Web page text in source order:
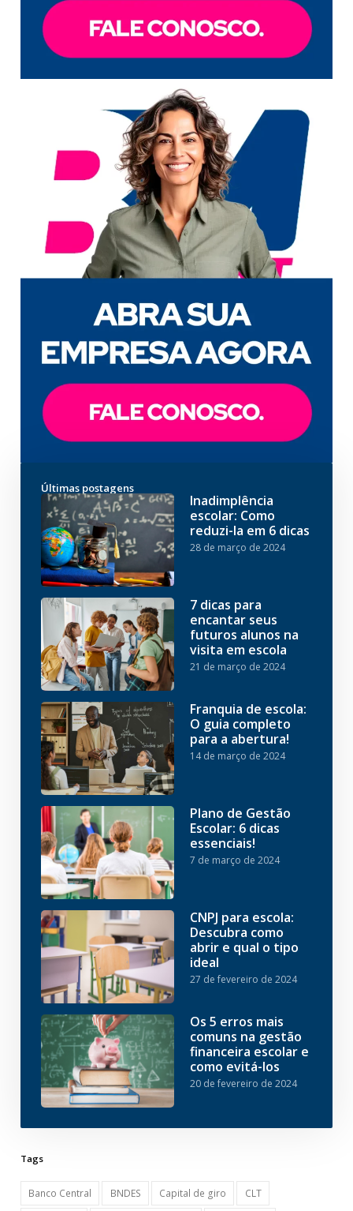
Últimas postagens
Inadimplência
escolar: Como
reduzi-la em 6 dicas
28 de março de 2024
7 dicas para
encantar seus
futuros alunos na
visita em escola
21 de março de 2024
Franquia de escola:
O guia completo
para a abertura!
14 de março de 2024
Plano de Gestão
Escolar: 6 dicas
essenciais!
7 de março de 2024
CNPJ para escola:
Descubra como
abrir e qual o tipo
ideal
27 de fevereiro de 2024
Os 5 erros mais
comuns na gestão
financeira escolar e
como evitá-los
20 de fevereiro de 2024
Tags
Banco Central BNDES Capital de giro
CLT